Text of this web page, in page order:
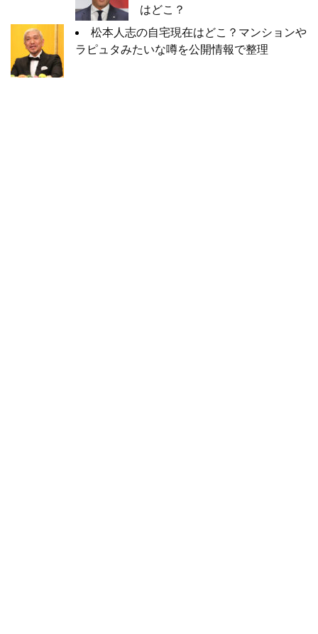
はどこ？
松本人志の自宅現在はどこ？マンションや
ラピュタみたいな噂を公開情報で整理